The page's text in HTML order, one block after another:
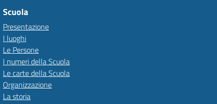
Scuola
Presentazione
I luoghi
Le Persone
I numeri della Scuola
Le carte della Scuola
Organizzazione
La storia